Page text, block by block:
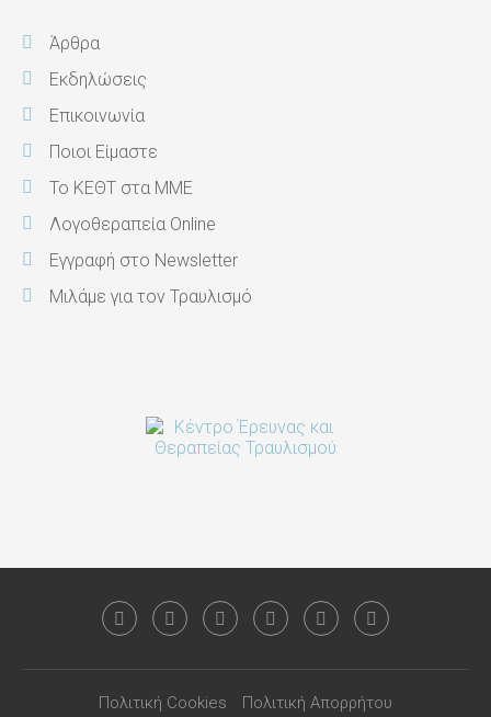
Άρθρα
Εκδηλώσεις
Επικοινωνία
Ποιοι Είμαστε
Το ΚΕΘΤ στα ΜΜΕ
Λογοθεραπεία Online
Εγγραφή στο Newsletter
Μιλάμε για τον Τραυλισμό
Πολιτική Cookies Πολιτική Απορρήτου